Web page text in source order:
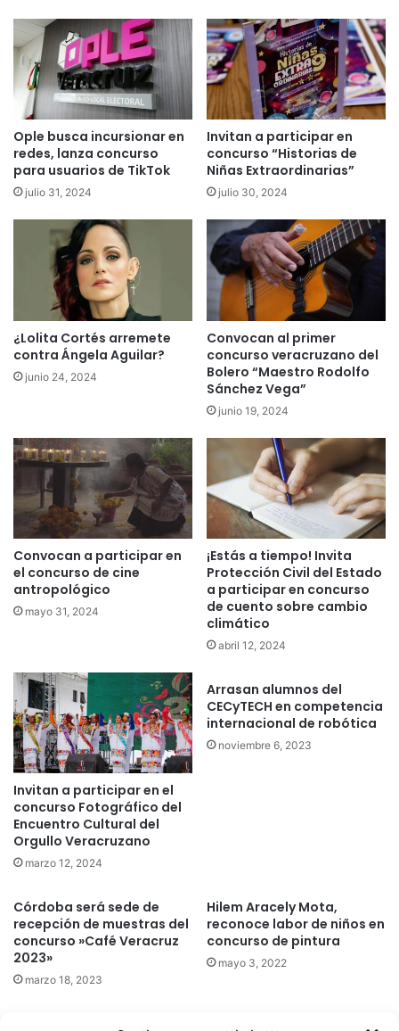
Ople busca incursionar en
redes, lanza concurso
para usuarios de TikTok
julio 31, 2024
Invitan a participar en
concurso “Historias de
Niñas Extraordinarias”
julio 30, 2024
¿Lolita Cortés arremete
contra Ángela Aguilar?
junio 24, 2024
Convocan al primer
concurso veracruzano del
Bolero “Maestro Rodolfo
Sánchez Vega”
junio 19, 2024
Convocan a participar en
el concurso de cine
antropológico
mayo 31, 2024
¡Estás a tiempo! Invita
Protección Civil del Estado
a participar en concurso
de cuento sobre cambio
climático
abril 12, 2024
Invitan a participar en el
concurso Fotográfico del
Encuentro Cultural del
Orgullo Veracruzano
marzo 12, 2024
Arrasan alumnos del
CECyTECH en competencia
internacional de robótica
noviembre 6, 2023
Córdoba será sede de
recepción de muestras del
concurso »Café Veracruz
2023»
marzo 18, 2023
Hilem Aracely Mota,
reconoce labor de niños en
concurso de pintura
mayo 3, 2022